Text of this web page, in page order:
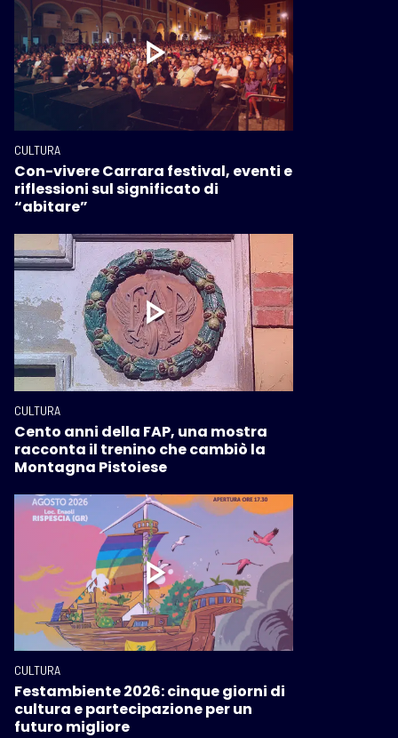
CULTURA
Con-vivere Carrara festival, eventi e
riflessioni sul significato di
“abitare”
CULTURA
Cento anni della FAP, una mostra
racconta il trenino che cambiò la
Montagna Pistoiese
CULTURA
Festambiente 2026: cinque giorni di
cultura e partecipazione per un
futuro migliore